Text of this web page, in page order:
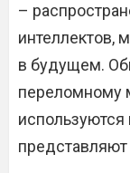
–
интеллектов,
в будущем.
переломному
представляют